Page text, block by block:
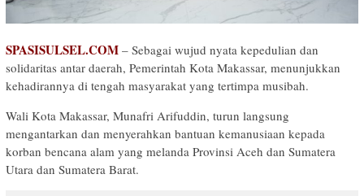
SPASISULSEL.COM – Sebagai wujud nyata kepedulian dan
solidaritas antar daerah, Pemerintah Kota Makassar, menunjukkan
kehadirannya di tengah masyarakat yang tertimpa musibah.
Wali Kota Makassar, Munafri Arifuddin, turun langsung
mengantarkan dan menyerahkan bantuan kemanusiaan kepada
korban bencana alam yang melanda Provinsi Aceh dan Sumatera
Utara dan Sumatera Barat.